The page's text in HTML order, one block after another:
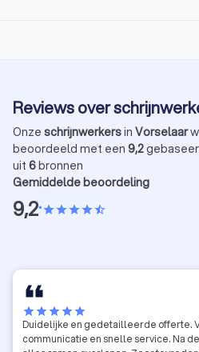
Reviews over
Onze schrijnwerkersin Vorselaar
beoordeeld met een 9,2
uit 6bronnen
Gemiddelde beoordeling
9,2•starstarstarstarstar_half
starstarstarstarstar
Duidelijke en gedetailleerde offerte.
communicatie en snelle service. Na